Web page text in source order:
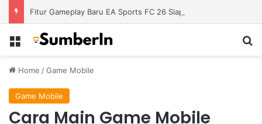
Menu
Home /Game Mobile
Game Mobile
Cara Main Game Mobile